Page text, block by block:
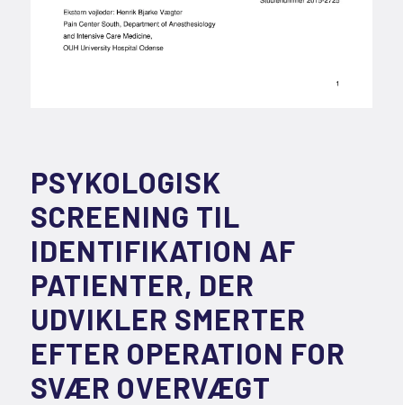
PSYKOLOGISK
SCREENING TIL
IDENTIFIKATION AF
PATIENTER, DER
UDVIKLER SMERTER
EFTER OPERATION FOR
SVÆR OVERVÆGT